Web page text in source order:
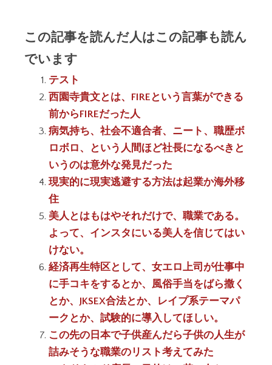
この記事を読んだ人はこの記事も読ん
でいます
テスト
西園寺貴文とは、FIREという言葉ができる
前からFIREだった人
病気持ち、社会不適合者、ニート、職歴ボ
ロボロ、という人間ほど社長になるべきと
いうのは意外な発見だった
現実的に現実逃避する方法は起業か海外移
住
美人とはもはやそれだけで、職業である。
よって、インスタにいる美人を信じてはい
けない。
経済再生特区として、女エロ上司が仕事中
に手コキをするとか、風俗手当をばら撒く
とか、JKSEX合法とか、レイプ系テーマパ
ークとか、試験的に導入してほしい。
この先の日本で子供産んだら子供の人生が
詰みそうな職業のリスト考えてみた